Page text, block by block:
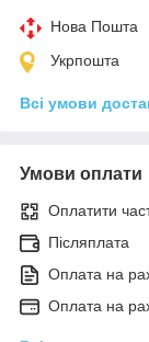
Нова Пошта
Укрпошта
Всі умови
Умови оплати
Оплатити
Післяплата
Оплата на
Оплата на